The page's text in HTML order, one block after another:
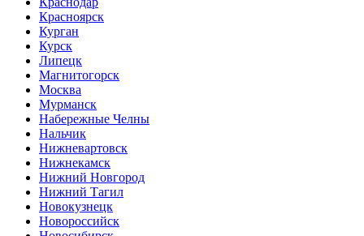
Красноярск
Курган
Курск
Липецк
Магнитогорск
Москва
Мурманск
Набережные Челны
Нальчик
Нижневартовск
Нижнекамск
Нижний Новгород
Нижний Тагил
Новокузнецк
Новороссийск